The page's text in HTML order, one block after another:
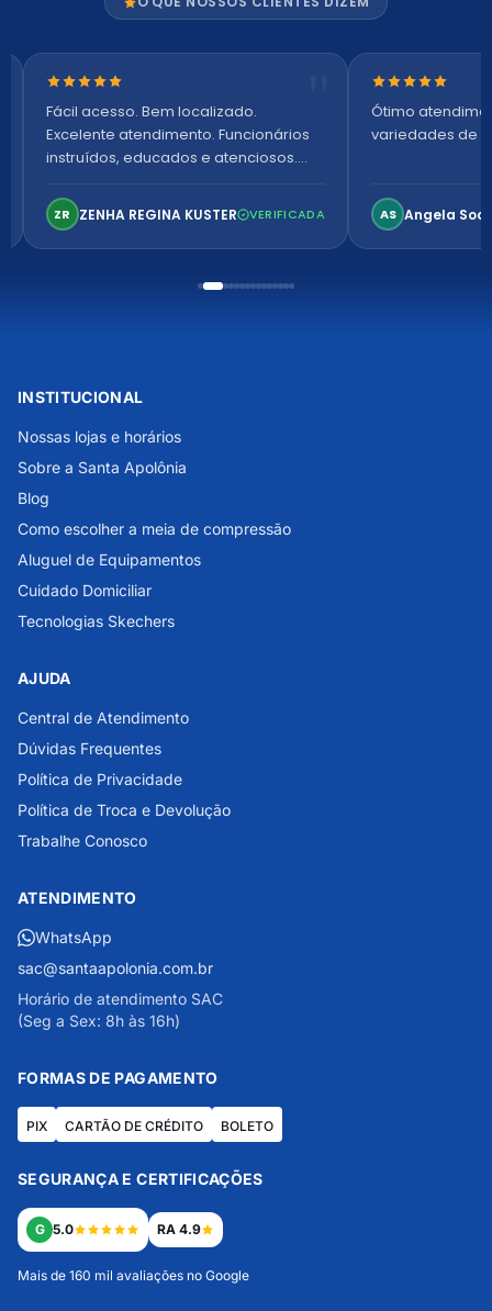
Nota 5 de 5 estrelas
Fácil acesso. Bem localizado.
Excelente atendimento. Funcionários
instruídos, educados e atenciosos.
confortável. Perfeito!
ZR ZENHA REGINA KUSTER VERIFICADA
Nota 5 de 5
Ótimo
variedades de
AS Angela
INSTITUCIONAL
Nossas lojas e horários
Sobre a Santa Apolônia
Blog
Como escolher a meia de compressão
Aluguel de Equipamentos
Cuidado Domiciliar
Tecnologias Skechers
AJUDA
Central de Atendimento
Dúvidas Frequentes
Política de Privacidade
Política de Troca e Devolução
Trabalhe Conosco
ATENDIMENTO
WhatsApp
sac@santaapolonia.com.br
Horário de atendimento SAC
(Seg a Sex: 8h às 16h)
FORMAS DE PAGAMENTO
PIX CARTÃO DE CRÉDITO BOLETO
SEGURANÇA E CERTIFICAÇÕES
G 5.0 RA 4.9
Mais de 160 mil avaliações no Google